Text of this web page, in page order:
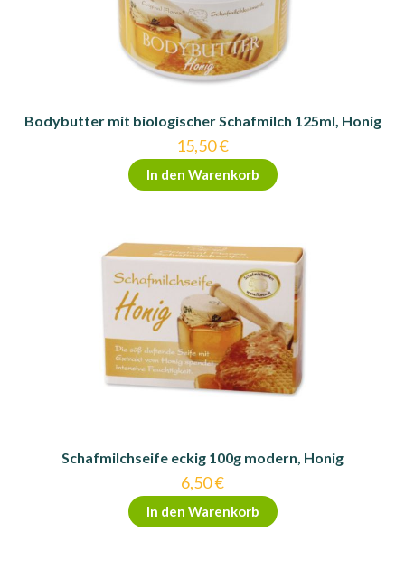
Bodybutter mit biologischer Schafmilch 125ml, Honig
15,50€
In den Warenkorb
Schafmilchseife eckig 100g modern, Honig
6,50€
In den Warenkorb